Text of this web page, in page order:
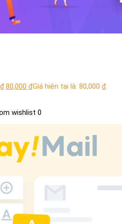
80,000 ₫Giá hiện tại là: 80,000 ₫.
wishlist 0